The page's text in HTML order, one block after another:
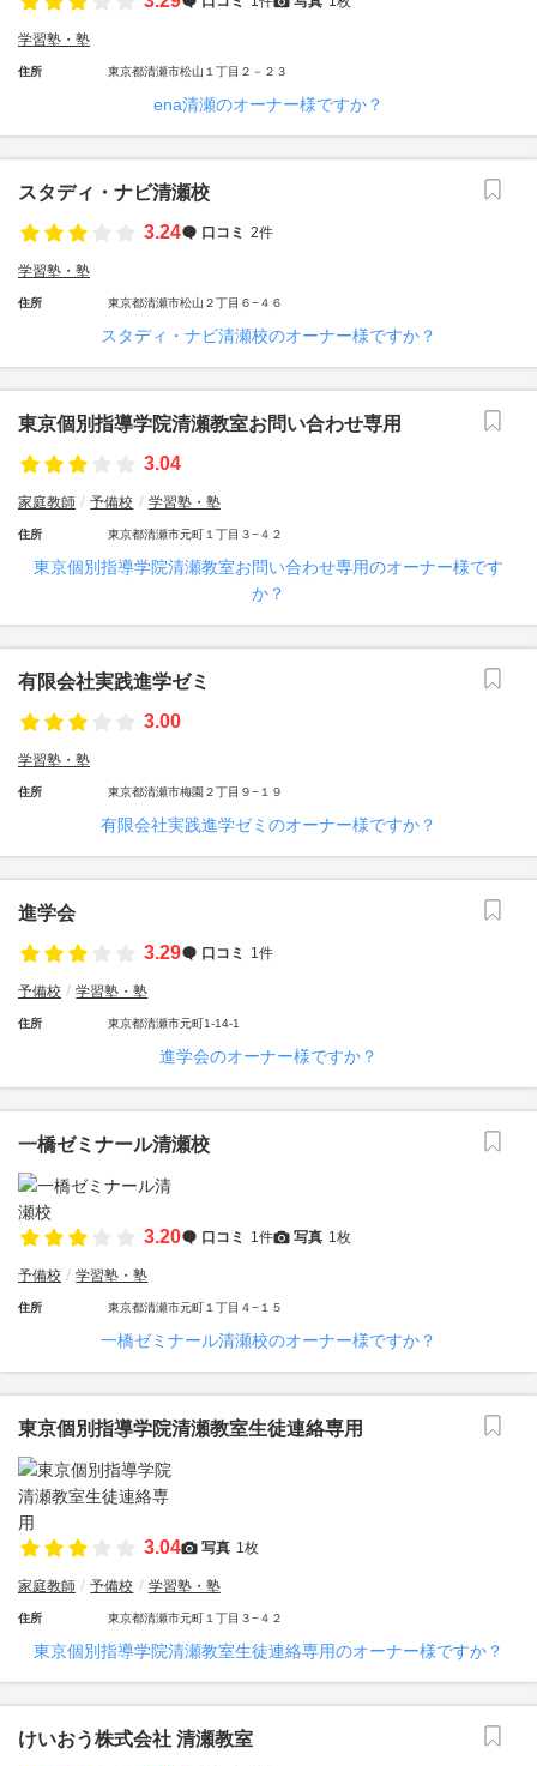
学習塾・塾
住所 東京都清瀬市松山１丁目２－２３
ena清瀬のオーナー様ですか？
スタディ・ナビ清瀬校
3.24
口コミ 2件
学習塾・塾
住所 東京都清瀬市松山２丁目６−４６
スタディ・ナビ清瀬校のオーナー様ですか？
東京個別指導学院清瀬教室お問い合わせ専用
3.04
家庭教師 予備校 学習塾・塾
住所 東京都清瀬市元町１丁目３−４２
東京個別指導学院清瀬教室お問い合わせ専用のオーナー様です
か？
有限会社実践進学ゼミ
3.00
学習塾・塾
住所 東京都清瀬市梅園２丁目９−１９
有限会社実践進学ゼミのオーナー様ですか？
進学会
3.29
口コミ 1件
予備校 学習塾・塾
住所 東京都清瀬市元町1-14-1
進学会のオーナー様ですか？
一橋ゼミナール清瀬校
3.20 口コミ 1件 写真 1枚
予備校 学習塾・塾
住所 東京都清瀬市元町１丁目４−１５
一橋ゼミナール清瀬校のオーナー様ですか？
東京個別指導学院清瀬教室生徒連絡専用
3.04 写真 1枚
家庭教師 予備校 学習塾・塾
住所 東京都清瀬市元町１丁目３−４２
東京個別指導学院清瀬教室生徒連絡専用のオーナー様ですか？
けいおう株式会社 清瀬教室